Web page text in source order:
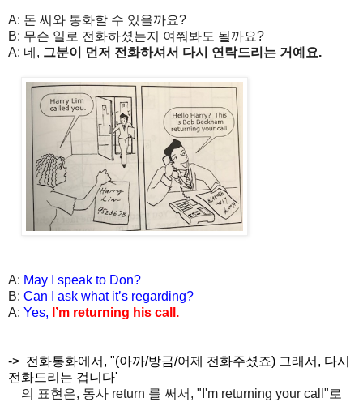
A: 돈 씨와 통화할 수 있을까요?
B: 무슨 일로 전화하셨는지 여쭤봐도 될까요?
A: 네 , 그분이 먼저 전화하셔서 다시 연락드리는 거예요.
A: May I speak to Don?
B: Can I ask what it’s regarding?
A: Yes, I’m returning his call.
-> 전화통화에서, "(아까/방금/어제 전화주셨죠) 그래서, 다시
전화드리는 겁니다'
의 표현은, 동사 return 를 써서, "I'm returning your call"로